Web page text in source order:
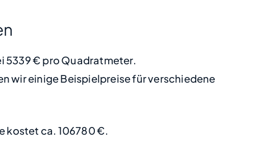
5339 € pro Quadratmeter.
wir einige Beispielpreise für verschiedene
kostet ca. 106780 €.